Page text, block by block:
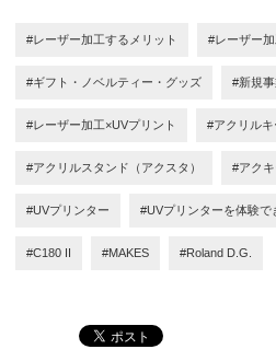
#レーザー加工するメリット #レーザー
#ギフト・ノベルティー・グッズ #新規
#レーザー加工×UVプリント #アクリルキ
#アクリルスタンド（アクスタ） #アク
#UVプリンター #UVプリンターを体験で
#C180 II #MAKES #Roland D.G.